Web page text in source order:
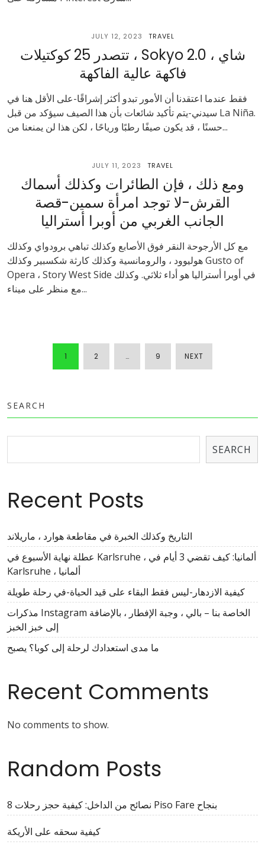
JULY 12, 2023 TRAVEL
تتصدر 25 كوكتيلات ، Sokyo 2.0 ، شاي
فاكهة عالية الفاكهة
فقط عندما اعتقدنا أن الأمور تبدو أكثر إشراقًا-على الأقل هنا في
سيدني-يتم تأكيد شائعات بأن هذا الصيف سيؤكد من قبل La Niña.
حسنًا ، قد يكون صيفًا رطبًا ورياحًا ، لكن هذا لن يمنعنا من...
JULY 11, 2023 TRAVEL
ومع ذلك ، فإن الطائرات وكذلك أسماك
القرش-لا توجد امرأة سمين-قصة
الجانب الغربي من أوبرا أستراليا
مع كل الأرجوحة النقر فوق الأصابع وكذلك تباهي برودواي وكذلك
هوليوود ، والرومانسية وكذلك كارثة شكسبير وكذلك Gusto of
Opera ، Story West Side في أوبرا أستراليا هو أداء ثلاثي. وكذلك
مع منظر على ميناء...
POSTS
1 2 … 9 NEXT
SEARCH
SEARCH
Recent Posts
التاريخ وكذلك الخبرة في مقاطعة هوارد ، ماريلاند
عطلة نهاية الأسبوع في Karlsruhe ، ألمانيا: كيف تقضي 3 أيام في
Karlsruhe ، ألمانيا
كيفية الازدهار-ليس فقط البقاء على قيد الحياة-في رحلة طويلة
مذكرات Instagram الخاصة بنا – بالي ، وجبة الإفطار ، بالإضافة
إلى خبز الخبز
ما مدى استعدادك لرحلة إلى كوبا؟ يصبح
Recent Comments
No comments to show.
Random Posts
8 نصائح من الداخل: كيفية حجز رحلات Piso Fare بنجاح
كيفية سحقه على الأريكة